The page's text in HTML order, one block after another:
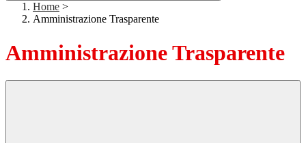
Home >
Amministrazione Trasparente
Amministrazione Trasparente